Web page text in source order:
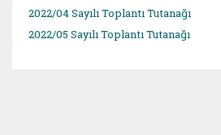
2022/04 Sayılı Toplantı Tutanağı
2022/05 Sayılı Toplantı Tutanağı